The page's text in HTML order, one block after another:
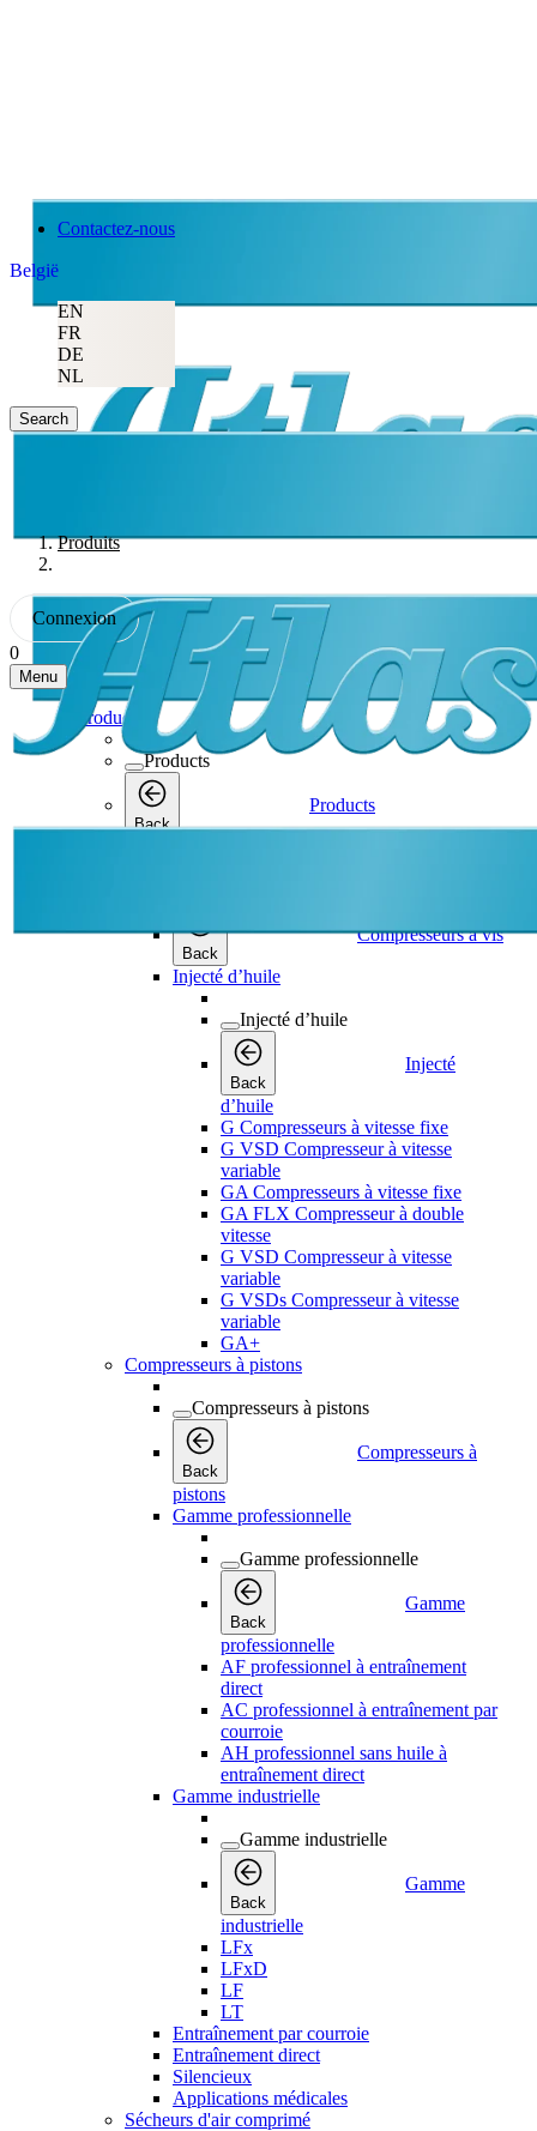
Contactez-nous
België
EN
FR
DE
NL
Search
Produits
Connexion
0
Menu
Products
Products
Back
Products
Back
Compresseurs à vis
Injecté d’huile
Injecté d’huile
Back
Injecté
d’huile
G Compresseurs à vitesse fixe
G VSD Compresseur à vitesse
variable
GA Compresseurs à vitesse fixe
GA FLX Compresseur à double
vitesse
G VSD Compresseur à vitesse
variable
G VSDs Compresseur à vitesse
variable
GA+
Compresseurs à pistons
Compresseurs à pistons
Back
Compresseurs à
pistons
Gamme professionnelle
Gamme professionnelle
Back
Gamme
professionnelle
AF professionnel à entraînement
direct
AC professionnel à entraînement par
courroie
AH professionnel sans huile à
entraînement direct
Gamme industrielle
Gamme industrielle
Back
Gamme
industrielle
LFx
LFxD
LF
LT
Entraînement par courroie
Entraînement direct
Silencieux
Applications médicales
Sécheurs d'air comprimé